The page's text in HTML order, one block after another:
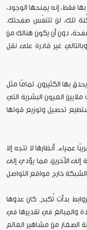
بها فقط، إنه يمنحها الوجود،
تلك، لن تتنفّس صفحتك.
دون أن يكون هنالك من
غير قادرة على نقل
بها الكثيرون. تمامًا مثل
العيون البشرية التي
تحصيل وتوزيع قوتها
عمياء. أنظارها لا تتجه إلا
إلى الآخرين، مما يؤدي إلى
خارج مواقع التواصل
بدأت تُكبح. كان عدوها
والمبالغ في تقديرها في
الصغار من مشاهير العالم